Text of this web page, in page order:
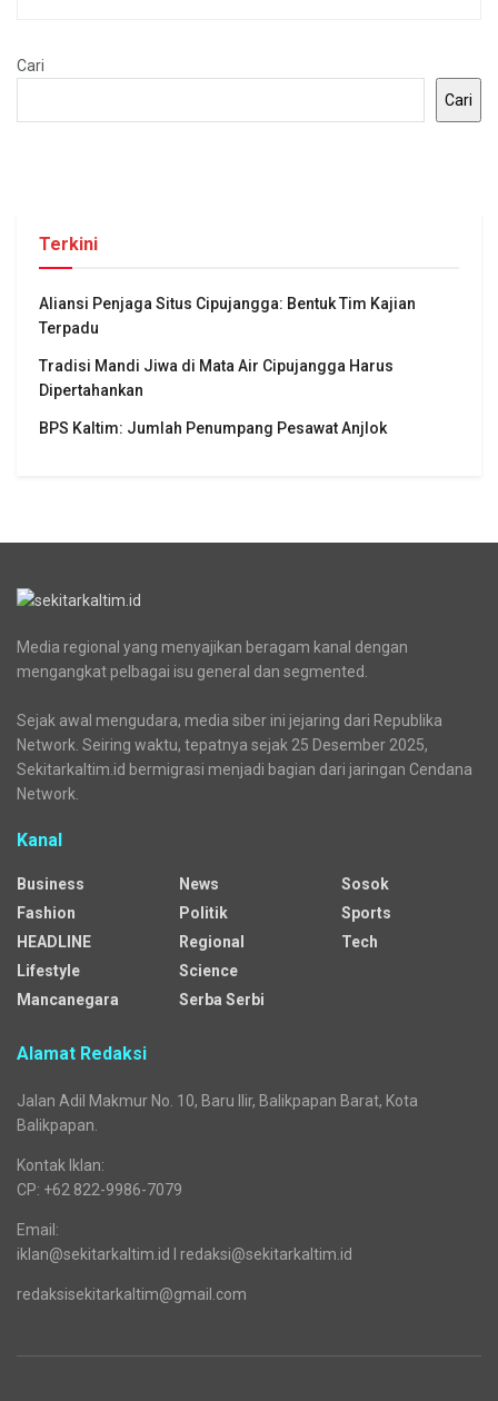
Cari
Cari
Terkini
Aliansi Penjaga Situs Cipujangga: Bentuk Tim Kajian
Terpadu
Tradisi Mandi Jiwa di Mata Air Cipujangga Harus
Dipertahankan
BPS Kaltim: Jumlah Penumpang Pesawat Anjlok
Media regional yang menyajikan beragam kanal dengan
mengangkat pelbagai isu general dan segmented.
Sejak awal mengudara, media siber ini jejaring dari Republika
Network. Seiring waktu, tepatnya sejak 25 Desember 2025,
Sekitarkaltim.id bermigrasi menjadi bagian dari jaringan Cendana
Network.
Kanal
Business
Fashion
HEADLINE
Lifestyle
Mancanegara
News
Politik
Regional
Science
Serba Serbi
Sosok
Sports
Tech
Alamat Redaksi
Jalan Adil Makmur No. 10, Baru Ilir, Balikpapan Barat, Kota
Balikpapan.
Kontak Iklan:
CP: +62 822-9986-7079
Email:
iklan@sekitarkaltim.id I redaksi@sekitarkaltim.id
redaksisekitarkaltim@gmail.com